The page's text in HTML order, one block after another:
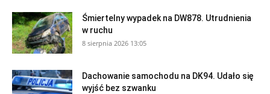
Śmiertelny wypadek na DW878. Utrudnienia
w ruchu
8 sierpnia 2026 13:05
Dachowanie samochodu na DK94. Udało się
wyjść bez szwanku